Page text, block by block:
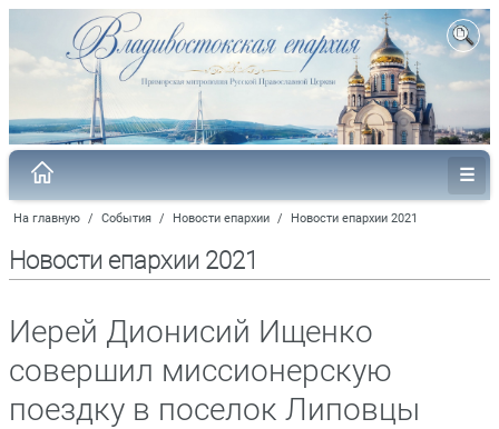
На главную / События / Новости епархии / Новости епархии 2021
Новости епархии 2021
Иерей Дионисий Ищенко
совершил миссионерскую
поездку в поселок Липовцы